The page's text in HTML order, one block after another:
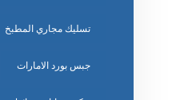
تسليك مجاري المطبخ
جبس بورد الامارات